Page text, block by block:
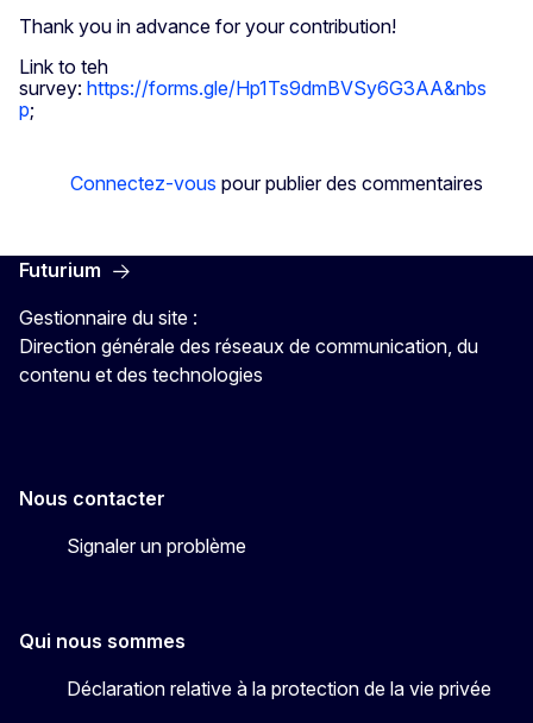
Thank you in advance for your contribution!
Link to teh
survey: https://forms.gle/Hp1Ts9dmBVSy6G3AA&nbs
p;
Connectez-vous pour publier des commentaires
Futurium
Gestionnaire du site :
Direction générale des réseaux de communication, du
contenu et des technologies
Nous contacter
Signaler un problème
Qui nous sommes
Déclaration relative à la protection de la vie privée